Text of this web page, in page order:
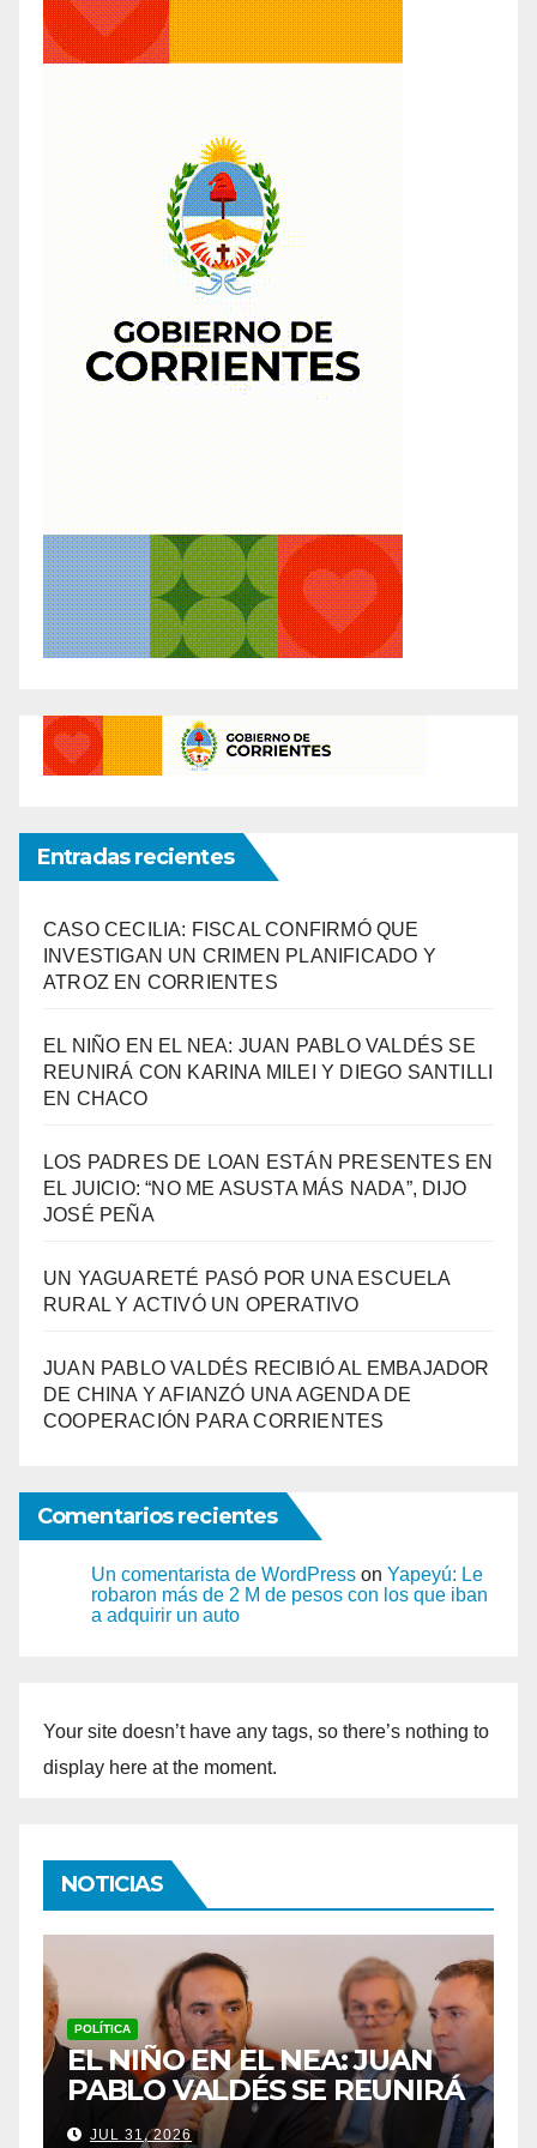
Entradas recientes
CASO CECILIA: FISCAL CONFIRMÓ QUE
INVESTIGAN UN CRIMEN PLANIFICADO Y
ATROZ EN CORRIENTES
EL NIÑO EN EL NEA: JUAN PABLO VALDÉS SE
REUNIRÁ CON KARINA MILEI Y DIEGO SANTILLI
EN CHACO
LOS PADRES DE LOAN ESTÁN PRESENTES EN
EL JUICIO: “NO ME ASUSTA MÁS NADA”, DIJO
JOSÉ PEÑA
UN YAGUARETÉ PASÓ POR UNA ESCUELA
RURAL Y ACTIVÓ UN OPERATIVO
JUAN PABLO VALDÉS RECIBIÓ AL EMBAJADOR
DE CHINA Y AFIANZÓ UNA AGENDA DE
COOPERACIÓN PARA CORRIENTES
Comentarios recientes
Un comentarista de WordPress on Yapeyú: Le
robaron más de 2 M de pesos con los que iban
a adquirir un auto
Your site doesn’t have any tags, so there’s nothing to
display here at the moment.
NOTICIAS
POLICIALES
LOS PADRES DE LOAN
ESTÁN PRESENTES EN EL
JUICIO: “NO ME ASUSTA
JUL 29, 2026